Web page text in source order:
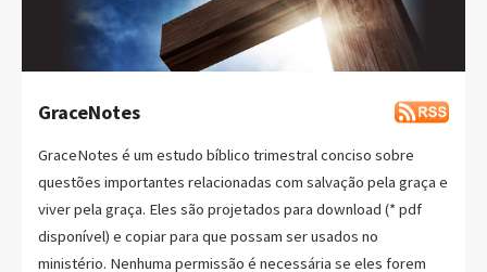
GraceNotes
GraceNotes é um estudo bíblico trimestral conciso sobre
questões importantes relacionadas com salvação pela graça e
viver pela graça. Eles são projetados para download (* pdf
disponível) e copiar para que possam ser usados no
ministério. Nenhuma permissão é necessária se eles forem